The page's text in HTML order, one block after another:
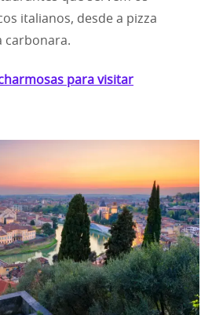
italianos, desde a pizza
carbonara.
para visitar